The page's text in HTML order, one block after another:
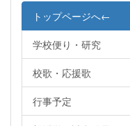
トップページへ←
学校便り・研究
校歌・応援歌
行事予定